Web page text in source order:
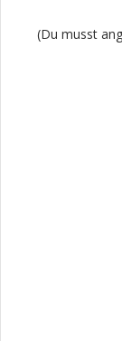
(Du musst